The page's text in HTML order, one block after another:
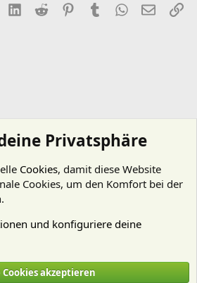
LinkedIn
Reddit PinterestTumblr WhatsApp
E-Mail
Privatsphäre
Cookies, damit diese Website
Cookies, um den Komfort bei der
und konfiguriere deine
Cookies akzeptieren